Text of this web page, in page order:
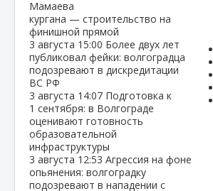
Мамаева
кургана — строительство на
финишной прямой
3 августа 15:00 Более двух лет
публиковал фейки: волгоградца
подозревают в дискредитации
ВС РФ
3 августа 14:07 Подготовка к
1 сентября: в Волгограде
оценивают готовность
образовательной
инфраструктуры
3 августа 12:53 Агрессия на фоне
опьянения: волгоградку
подозревают в нападении с